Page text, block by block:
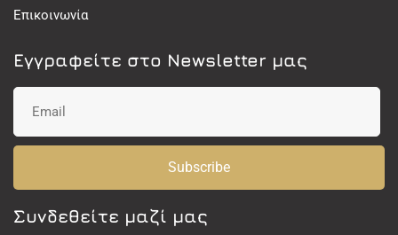
Επικοινωνία
Εγγραφείτε στο Newsletter μας
Subscribe
Συνδεθείτε μαζί μας